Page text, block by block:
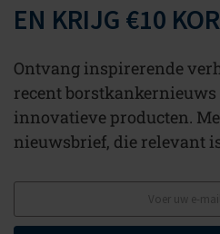
EN KRIJG €10
Ontvang inspirerende
recent borstkankernieuws
innovatieve producten.
nieuwsbrief, die relevant